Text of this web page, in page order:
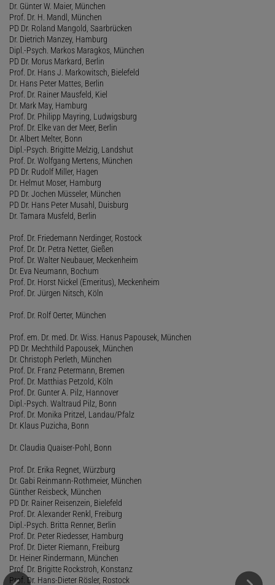
Dr. Günter W. Maier, München
Prof. Dr. H. Mandl, München
PD Dr. Roland Mangold, Saarbrücken
Dr. Dietrich Manzey, Hamburg
Dipl.-Psych. Markos Maragkos, München
PD Dr. Morus Markard, Berlin
Prof. Dr. Hans J. Markowitsch, Bielefeld
Dr. Hans Peter Mattes, Berlin
Prof. Dr. Rainer Mausfeld, Kiel
Dr. Mark May, Hamburg
Prof. Dr. Philipp Mayring, Ludwigsburg
Prof. Dr. Elke van der Meer, Berlin
Dr. Albert Melter, Bonn
Dipl.-Psych. Brigitte Melzig, Landshut
Prof. Dr. Wolfgang Mertens, München
PD Dr. Rudolf Miller, Hagen
Dr. Helmut Moser, Hamburg
PD Dr. Jochen Müsseler, München
PD Dr. Hans Peter Musahl, Duisburg
Dr. Tamara Musfeld, Berlin
Prof. Dr. Friedemann Nerdinger, Rostock
Prof. Dr. Dr. Petra Netter, Gießen
Prof. Dr. Walter Neubauer, Meckenheim
Dr. Eva Neumann, Bochum
Prof. Dr. Horst Nickel (Emeritus), Meckenheim
Prof. Dr. Jürgen Nitsch, Köln
Prof. Dr. Rolf Oerter, München
Prof. em. Dr. med. Dr. Wiss. Hanus Papousek, München
PD Dr. Mechthild Papousek, München
Dr. Christoph Perleth, München
Prof. Dr. Franz Petermann, Bremen
Prof. Dr. Matthias Petzold, Köln
Prof. Dr. Gunter A. Pilz, Hannover
Dipl.-Psych. Waltraud Pilz, Bonn
Prof. Dr. Monika Pritzel, Landau/Pfalz
Dr. Klaus Puzicha, Bonn
Dr. Claudia Quaiser-Pohl, Bonn
Prof. Dr. Erika Regnet, Würzburg
Dr. Gabi Reinmann-Rothmeier, München
Günther Reisbeck, München
PD Dr. Rainer Reisenzein, Bielefeld
Prof. Dr. Alexander Renkl, Freiburg
Dipl.-Psych. Britta Renner, Berlin
Prof. Dr. Peter Riedesser, Hamburg
Prof. Dr. Dieter Riemann, Freiburg
Dr. Heiner Rindermann, München
Prof. Dr. Brigitte Rockstroh, Konstanz
Prof. Dr. Hans-Dieter Rösler, Rostock